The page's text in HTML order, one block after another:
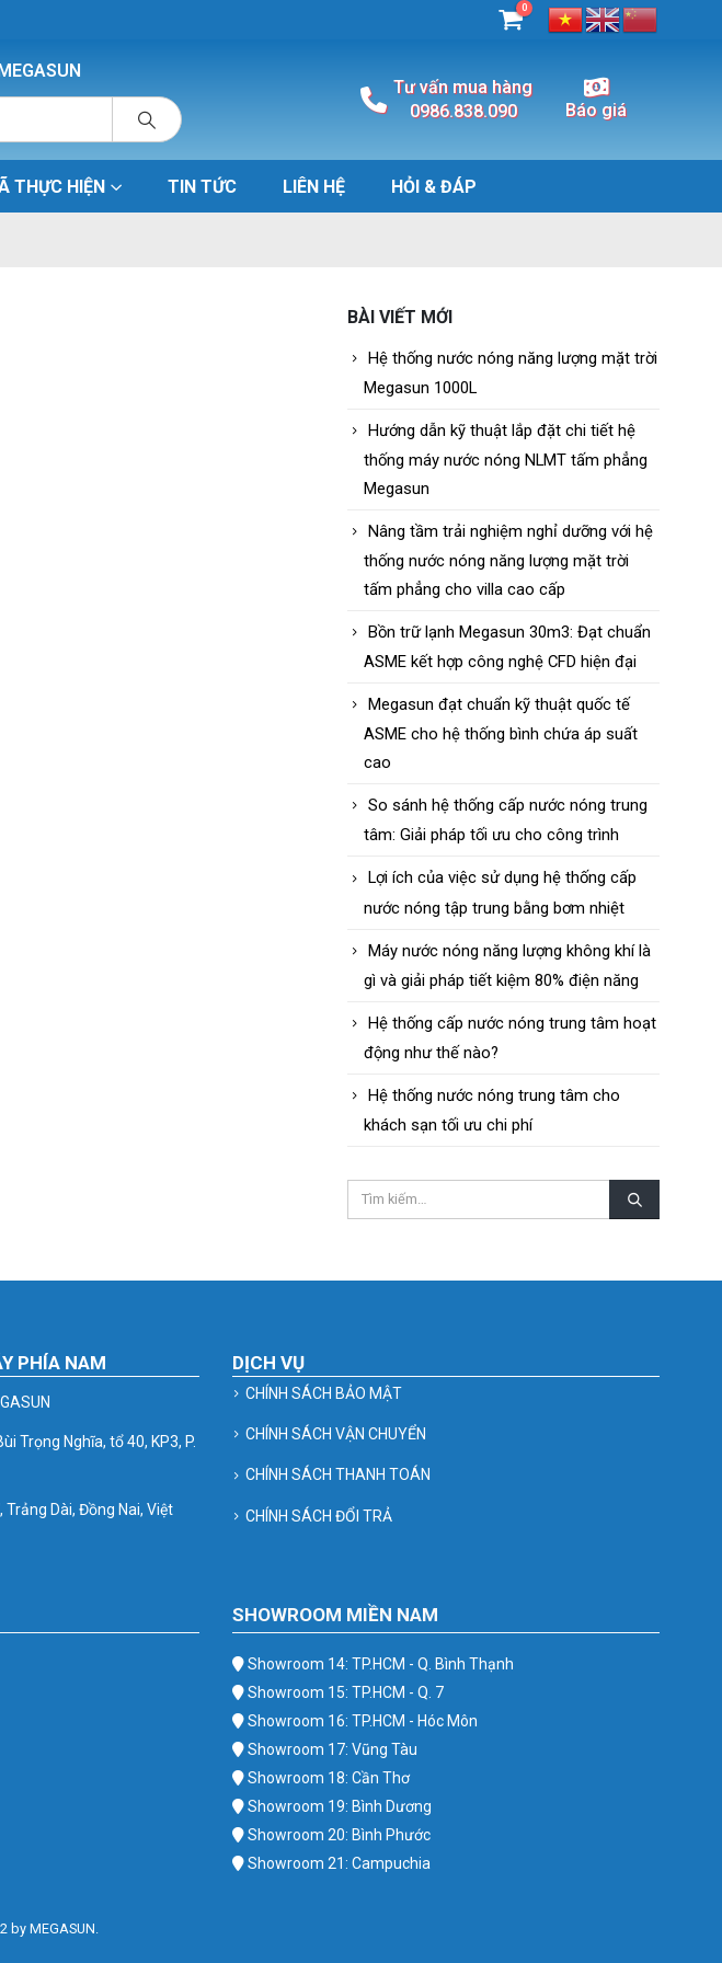
0
Tư vấn mua hàng
0986.838.090
Báo giá
THỰC HIỆN TIN TỨC LIÊN HỆ HỎI & ĐÁP
BÀI VIẾT MỚI
Hệ thống nước nóng năng lượng mặt trời
Megasun 1000L
Hướng dẫn kỹ thuật lắp đặt chi tiết hệ
thống máy nước nóng NLMT tấm phẳng
Megasun
Nâng tầm trải nghiệm nghỉ dưỡng với hệ
thống nước nóng năng lượng mặt trời
tấm phẳng cho villa cao cấp
Bồn trữ lạnh Megasun 30m3: Đạt chuẩn
ASME kết hợp công nghệ CFD hiện đại
Megasun đạt chuẩn kỹ thuật quốc tế
ASME cho hệ thống bình chứa áp suất
cao
So sánh hệ thống cấp nước nóng trung
tâm: Giải pháp tối ưu cho công trình
Lợi ích của việc sử dụng hệ thống cấp
nước nóng tập trung bằng bơm nhiệt
Máy nước nóng năng lượng không khí là
gì và giải pháp tiết kiệm 80% điện năng
Hệ thống cấp nước nóng trung tâm hoạt
động như thế nào?
Hệ thống nước nóng trung tâm cho
khách sạn tối ưu chi phí
PHÍA NAM
Trọng Nghĩa, tổ 40, KP3, P.
Trảng Dài, Đồng Nai, Việt
DỊCH VỤ
CHÍNH SÁCH BẢO MẬT
CHÍNH SÁCH VẬN CHUYỂN
CHÍNH SÁCH THANH TOÁN
CHÍNH SÁCH ĐỔI TRẢ
SHOWROOM MIỀN NAM
Showroom 14: TP.HCM - Q. Bình Thạnh
Showroom 15: TP.HCM - Q. 7
Showroom 16: TP.HCM - Hóc Môn
Showroom 17: Vũng Tàu
Showroom 18: Cần Thơ
Showroom 19: Bình Dương
Showroom 20: Bình Phước
Showroom 21: Campuchia
by MEGASUN.